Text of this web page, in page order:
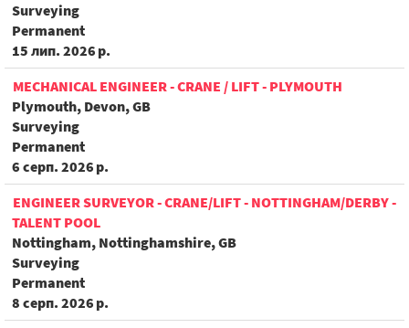
Surveying
Permanent
15 лип. 2026 р.
MECHANICAL ENGINEER - CRANE / LIFT - PLYMOUTH
Plymouth, Devon, GB
Surveying
Permanent
6 серп. 2026 р.
ENGINEER SURVEYOR - CRANE/LIFT - NOTTINGHAM/DERBY -
TALENT POOL
Nottingham, Nottinghamshire, GB
Surveying
Permanent
8 серп. 2026 р.